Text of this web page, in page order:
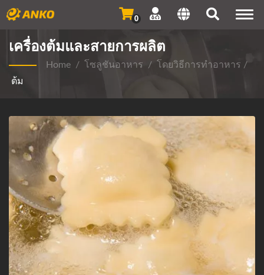
0
เครื่องต้มและสายการผลิต
Home / โซลูชันอาหาร / โดยวิธีการทำอาหาร /
ต้ม